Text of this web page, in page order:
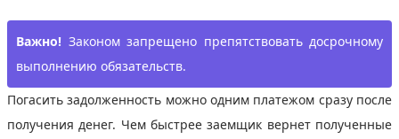
Важно! Законом запрещено препятствовать досрочному
выполнению обязательств.
Погасить задолженность можно одним платежом сразу после
получения денег. Чем быстрее заемщик вернет полученные